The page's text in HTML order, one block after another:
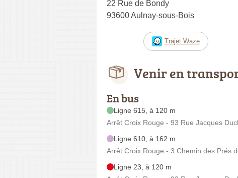
22 Rue de Bondy
93600 Aulnay-sous-Bois
Trajet Waze
Venir en
En bus
Ligne 615, à 120 m
Arrêt Croix Rouge - 93 Rue Jacques
Ligne 610, à 162 m
Arrêt Croix Rouge - 3 Chemin des Prés
Ligne 23, à 120 m